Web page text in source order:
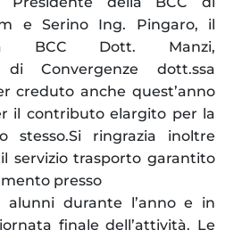
e Serino Ing. Pingaro, il
BCC Dott. Manzi,
di Convergenze dott.ssa
creduto anche quest’anno
il contributo elargito per la
stesso.Si ringrazia inoltre
servizio trasporto garantito
presso
durante l’anno e in
finale dell’attività. Le